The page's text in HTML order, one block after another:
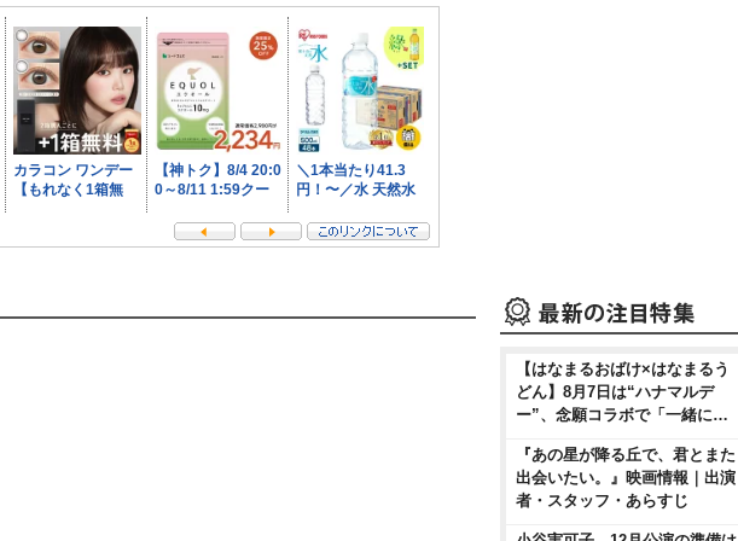
【はなまるおばけ×はなまるう
どん】8月7日は“ハナマルデ
ー”、念願コラボで「一緒に…
『あの星が降る丘で、君とまた
出会いたい。』映画情報｜出演
者・スタッフ・あらすじ